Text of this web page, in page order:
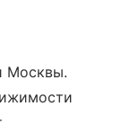
Москвы.